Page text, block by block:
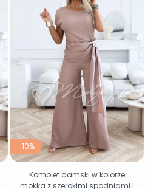
-10%
Komplet damski w kolorze
mokka z szerokimi spodniami i